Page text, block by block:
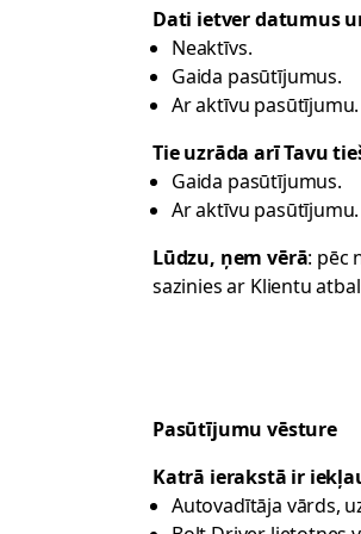
Dati ietver datumus
Neaktīvs.
Gaida pasūtījumus.
Ar aktīvu pasūtījumu.
Tie uzrāda arī Tavu
Gaida pasūtījumus.
Ar aktīvu pasūtījumu.
Lūdzu, ņem vērā: pēc
sazinies ar Klientu
Pasūtījumu vēsture
Katrā ierakstā ir
Autovadītāja vārds,